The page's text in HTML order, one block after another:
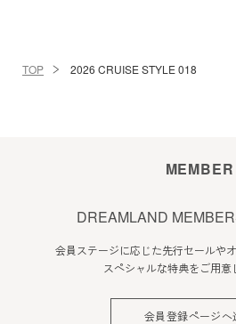
TOP 2026 CRUISE STYLE 018
MEMBER
DREAMLAND
会員ステージに応じた先行セールや
スペシャルな特典をご用意
会員登録ページへ